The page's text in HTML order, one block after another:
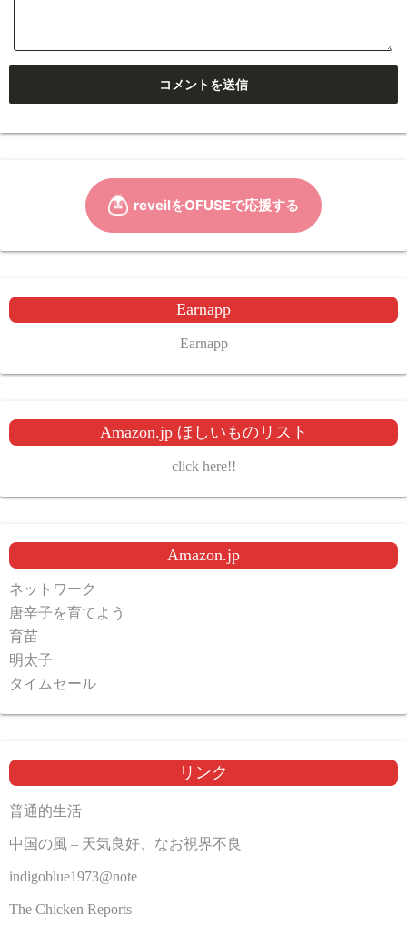
Earnapp
Earnapp
Amazon.jp ほしいものリスト
click here!!
Amazon.jp
ネットワーク
唐辛子を育てよう
育苗
明太子
タイムセール
リンク
普通的生活
中国の風 – 天気良好、なお視界不良
indigoblue1973@note
The Chicken Reports